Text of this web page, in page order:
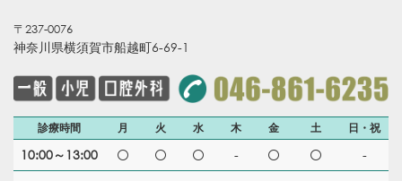
〒237-0076
神奈川県横須賀市船越町6-69-1
診療時間 月 火 水 木 金 土 日・祝
10:00～13:00 -
-